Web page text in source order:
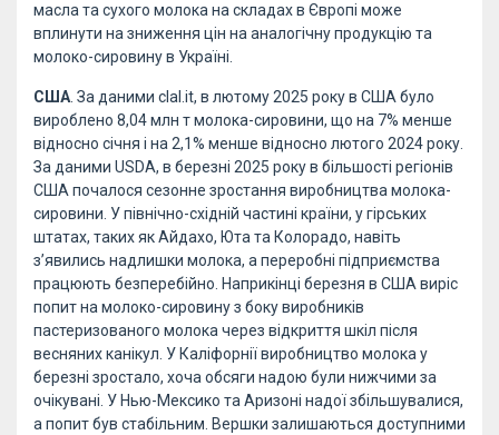
масла та сухого молока на складах в Європі може
вплинути на зниження цін на аналогічну продукцію та
молоко-сировину в Україні.
США . За даними clal.it, в лютому 2025 року в США було
вироблено 8,04 млн т молока-сировини, що на 7% менше
відносно січня і на 2,1% менше відносно лютого 2024 року.
За даними USDA, в березні 2025 року в більшості регіонів
США почалося сезонне зростання виробництва молока-
сировини. У північно-східній частині країни, у гірських
штатах, таких як Айдахо, Юта та Колорадо, навіть
з’явились надлишки молока, а переробні підприємства
працюють безперебійно. Наприкінці березня в США виріс
попит на молоко-сировину з боку виробників
пастеризованого молока через відкриття шкіл після
весняних канікул. У Каліфорнії виробництво молока у
березні зростало, хоча обсяги надою були нижчими за
очікувані. У Нью-Мексико та Аризоні надої збільшувалися,
а попит був стабільним. Вершки залишаються доступними